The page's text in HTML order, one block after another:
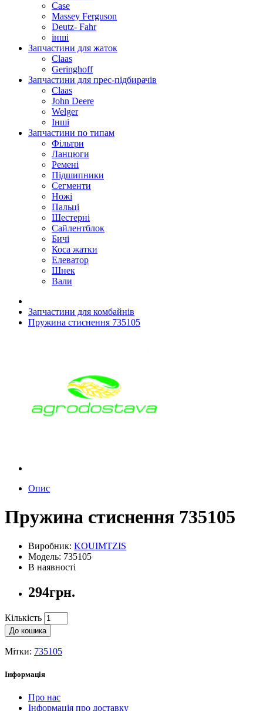
Case
Massey Ferguson
Deutz- Fahr
інші
Запчастини для жаток
Claas
Geringhoff
Запчастини для прес-підбирачів
Claas
John Deere
Welger
Інші
Запчастини по типам
Фільтри
Ланцюги
Ремені
Підшипники
Сегменти
Ножі
Пальці
Шестерні
Сайлентблок
Бичі
Коса жатки
Елеватор
Шнек
Вали
Запчастини для комбайнів
Пружина стиснення 735105
Опис
Пружина стиснення 735105
Виробник: KOUIMTZIS
Модель: 735105
В наявності
294грн.
Кількість
До кошика
Мітки: 735105
Інформація
Про нас
Інформація про доставку